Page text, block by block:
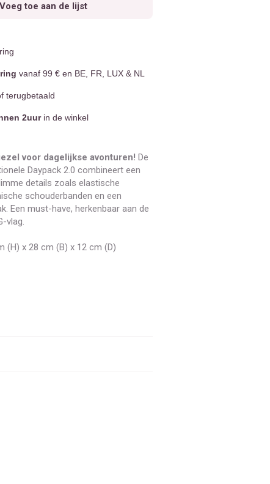
Voeg toe aan de lijst
vanaf 99 € en BE, FR, LUX & NL
terugbetaald
2uurin de winkel
voor dagelijkse avonturen! De
Daypack 2.0 combineert een
details zoals elastische
schouderbanden en een
Een must-have, herkenbaar aan de
vlag.
(H) x 28 cm (B) x 12 cm (D)